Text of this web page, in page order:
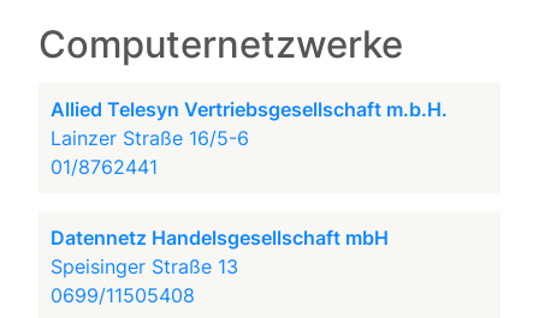
Computernetzwerke
Allied Telesyn Vertriebsgesellschaft m.b.H.
Lainzer Straße 16/5-6
01/8762441
Datennetz Handelsgesellschaft mbH
Speisinger Straße 13
0699/11505408